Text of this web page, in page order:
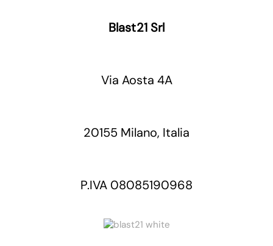
Blast21 Srl
Via Aosta 4A
20155 Milano, Italia
P.IVA 08085190968